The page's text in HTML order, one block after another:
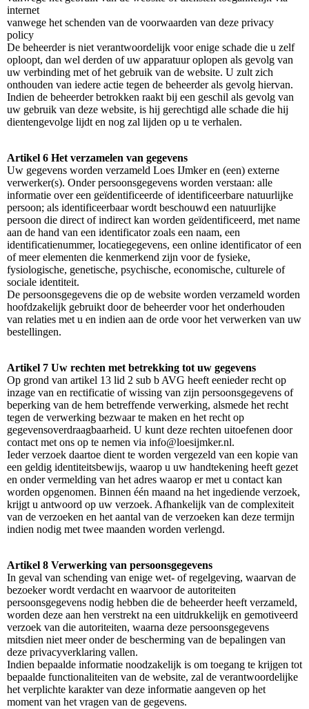
internet
vanwege het schenden van de voorwaarden van deze privacy
policy
De beheerder is niet verantwoordelijk voor enige schade die u zelf
oploopt, dan wel derden of uw apparatuur oplopen als gevolg van
uw verbinding met of het gebruik van de website. U zult zich
onthouden van iedere actie tegen de beheerder als gevolg hiervan.
Indien de beheerder betrokken raakt bij een geschil als gevolg van
uw gebruik van deze website, is hij gerechtigd alle schade die hij
dientengevolge lijdt en nog zal lijden op u te verhalen.
Artikel 6 Het verzamelen van gegevens
Uw gegevens worden verzameld Loes IJmker en (een) externe
verwerker(s). Onder persoonsgegevens worden verstaan: alle
informatie over een geïdentificeerde of identificeerbare natuurlijke
persoon; als identificeerbaar wordt beschouwd een natuurlijke
persoon die direct of indirect kan worden geïdentificeerd, met name
aan de hand van een identificator zoals een naam, een
identificatienummer, locatiegegevens, een online identificator of een
of meer elementen die kenmerkend zijn voor de fysieke,
fysiologische, genetische, psychische, economische, culturele of
sociale identiteit.
De persoonsgegevens die op de website worden verzameld worden
hoofdzakelijk gebruikt door de beheerder voor het onderhouden
van relaties met u en indien aan de orde voor het verwerken van uw
bestellingen.
Artikel 7 Uw rechten met betrekking tot uw gegevens
Op grond van artikel 13 lid 2 sub b AVG heeft eenieder recht op
inzage van en rectificatie of wissing van zijn persoonsgegevens of
beperking van de hem betreffende verwerking, alsmede het recht
tegen de verwerking bezwaar te maken en het recht op
gegevensoverdraagbaarheid. U kunt deze rechten uitoefenen door
contact met ons op te nemen via info@loesijmker.nl.
Ieder verzoek daartoe dient te worden vergezeld van een kopie van
een geldig identiteitsbewijs, waarop u uw handtekening heeft gezet
en onder vermelding van het adres waarop er met u contact kan
worden opgenomen. Binnen één maand na het ingediende verzoek,
krijgt u antwoord op uw verzoek. Afhankelijk van de complexiteit
van de verzoeken en het aantal van de verzoeken kan deze termijn
indien nodig met twee maanden worden verlengd.
Artikel 8 Verwerking van persoonsgegevens
In geval van schending van enige wet- of regelgeving, waarvan de
bezoeker wordt verdacht en waarvoor de autoriteiten
persoonsgegevens nodig hebben die de beheerder heeft verzameld,
worden deze aan hen verstrekt na een uitdrukkelijk en gemotiveerd
verzoek van die autoriteiten, waarna deze persoonsgegevens
mitsdien niet meer onder de bescherming van de bepalingen van
deze privacyverklaring vallen.
Indien bepaalde informatie noodzakelijk is om toegang te krijgen tot
bepaalde functionaliteiten van de website, zal de verantwoordelijke
het verplichte karakter van deze informatie aangeven op het
moment van het vragen van de gegevens.